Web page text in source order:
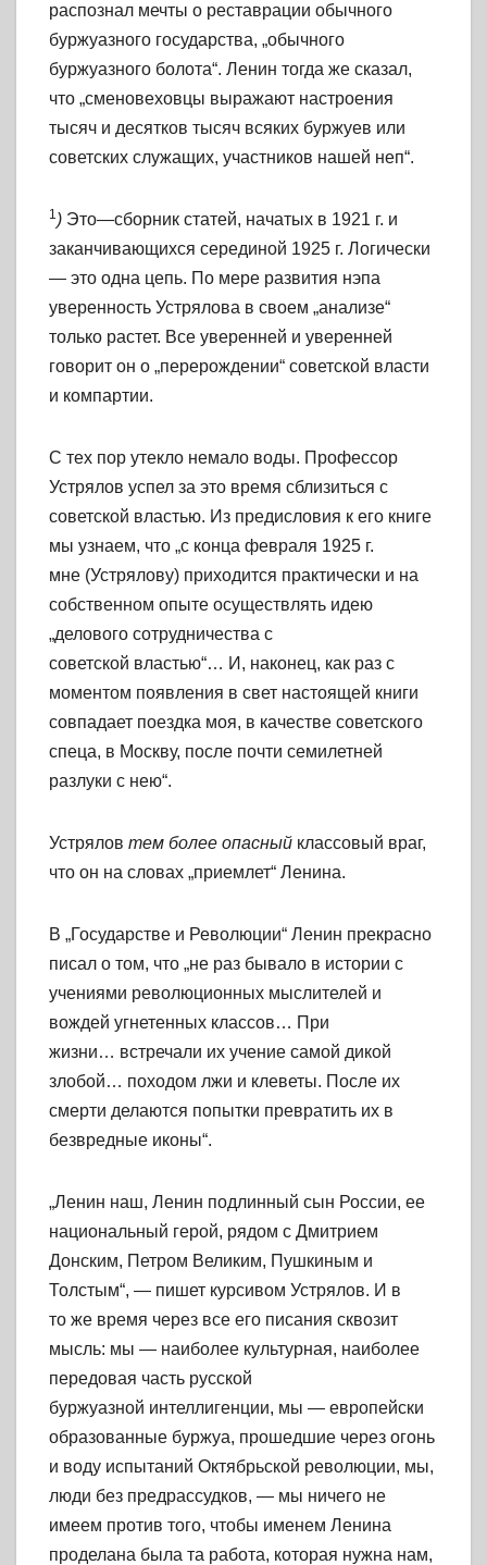
распознал мечты о реставрации обычного
буржуазного государства, „обычного
буржуазного болота“. Ленин тогда же сказал,
что „сменовеховцы выражают настроения
тысяч и десятков тысяч всяких буржуев или
советских служащих, участников нашей неп“.
1) Это—сборник статей, начатых в 1921 г. и
заканчивающихся серединой 1925 г. Логически
— это одна цепь. По мере развития нэпа
уверенность Устрялова в своем „анализе“
только растет. Все уверенней и уверенней
говорит он о „перерождении“ советской власти
и компартии.
С тех пор утекло немало воды. Профессор
Устрялов успел за это время сблизиться с
советской властью. Из предисловия к его книге
мы узнаем, что „с конца февраля 1925 г.
мне (Устрялову) приходится практически и на
собственном опыте осуществлять идею
„делового сотрудничества с
советской властью“… И, наконец, как раз с
моментом появления в свет настоящей книги
совпадает поездка моя, в качестве советского
спеца, в Москву, после почти семилетней
разлуки с нею“.
Устрялов тем более опасный классовый враг,
что он на словах „приемлет“ Ленина.
В „Государстве и Революции“ Ленин прекрасно
писал о том, что „не раз бывало в истории с
учениями революционных мыслителей и
вождей угнетенных классов… При
жизни… встречали их учение самой дикой
злобой… походом лжи и клеветы. После их
смерти делаются попытки превратить их в
безвредные иконы“.
„Ленин наш, Ленин подлинный сын России, ее
национальный герой, рядом с Дмитрием
Донским, Петром Великим, Пушкиным и
Толстым“, — пишет курсивом Устрялов. И в
то же время через все его писания сквозит
мысль: мы — наиболее культурная, наиболее
передовая часть русской
буржуазной интеллигенции, мы — европейски
образованные буржуа, прошедшие через огонь
и воду испытаний Октябрьской революции, мы,
люди без предрассудков, — мы ничего не
имеем против того, чтобы именем Ленина
проделана была та работа, которая нужна нам,